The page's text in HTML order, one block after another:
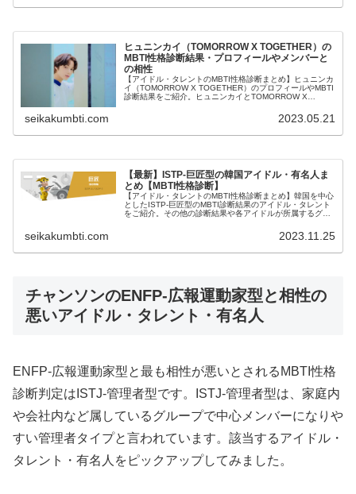
ヒュニンカイ（TOMORROW X TOGETHER）の
MBTI性格診断結果・プロフィールやメンバーと
の相性
【アイドル・タレントのMBTI性格診断まとめ】ヒュニンカ
イ（TOMORROW X TOGETHER）のプロフィールやMBTI
診断結果をご紹介。ヒュニンカイとTOMORROW X
seikakumbti.com 2023.05.21
【最新】ISTP-巨匠型の韓国アイドル・有名人ま
とめ【MBTI性格診断】
【アイドル・タレントのMBTI性格診断まとめ】韓国を中心
としたISTP-巨匠型のMBTI診断結果のアイドル・タレント
をご紹介。その他の診断結果や各アイドルが所属するグル
seikakumbti.com 2023.11.25
チャンソンのENFP-広報運動家型と相性の
悪いアイドル・タレント・有名人
ENFP-広報運動家型と最も相性が悪いとされるMBTI性格
診断判定はISTJ-管理者型です。ISTJ-管理者型は、家庭内
や会社内など属しているグループで中心メンバーになりや
すい管理者タイプと言われています。該当するアイドル・
タレント・有名人をピックアップしてみました。